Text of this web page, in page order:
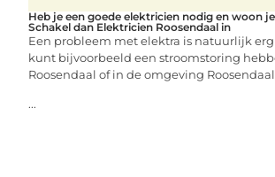
Heb je een goede elektricien nodig en woon
Schakel dan Elektricien Roosendaal in
Een probleem met elektra is natuurlijk
kunt bijvoorbeeld een stroomstoring
Roosendaal of in de omgeving
...